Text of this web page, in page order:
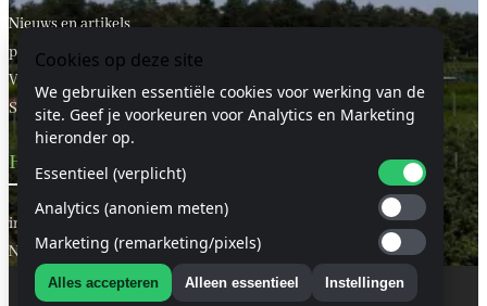
Nieuws en artikels
privacy statement
Voorwaarden
Sitemap
Handige Links
informatie
Neem contact met ons op
Cookies op deze site
We gebruiken essentiële cookies voor werking van de
site. Geef je voorkeuren voor Analytics en Marketing
hieronder op.
Essentieel (verplicht)
Analytics (anoniem meten)
Marketing (remarketing/pixels)
Alles accepteren Alleen essentieel Instellingen